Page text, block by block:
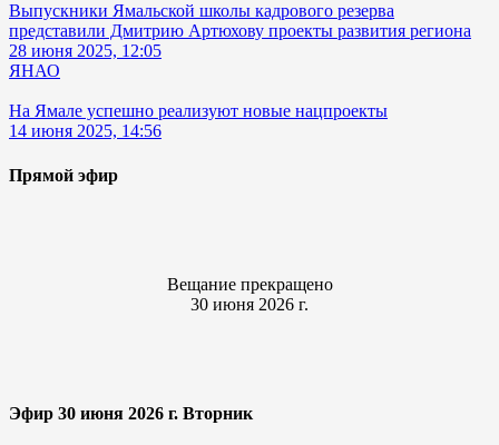
Выпускники Ямальской школы кадрового резерва
представили Дмитрию Артюхову проекты развития региона
28 июня 2025, 12:05
ЯНАО
На Ямале успешно реализуют новые нацпроекты
14 июня 2025, 14:56
Прямой эфир
Вещание прекращено
30 июня 2026 г.
Эфир 30 июня 2026 г. Вторник